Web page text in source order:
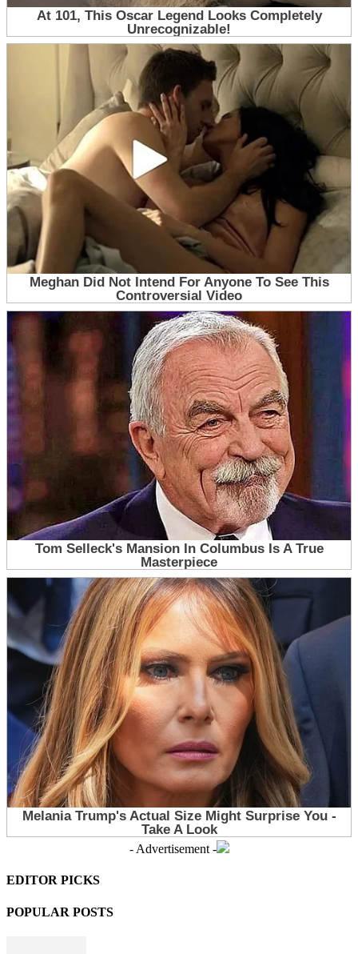
- Advertisement -
EDITOR PICKS
POPULAR POSTS